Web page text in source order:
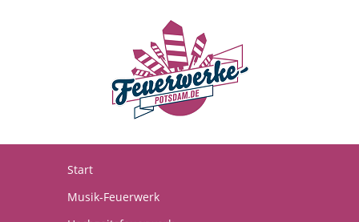
Start
Musik-Feuerwerk